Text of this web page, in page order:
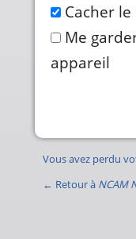
Cacher
Me
appareil
Vous avez perdu
← Retour à NCAM